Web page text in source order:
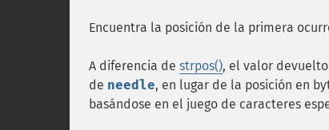
Encuentra la posición de la primera
A diferencia de strpos(), el valor
de needle, en lugar de la posición en
basándose en el juego de caracteres